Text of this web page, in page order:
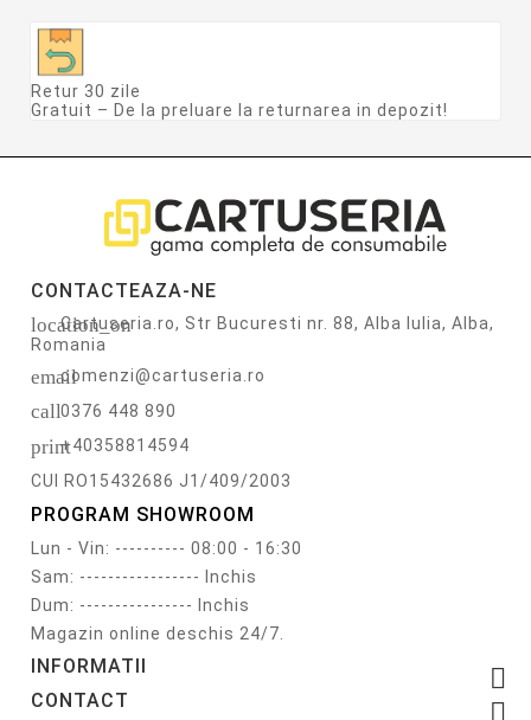
Retur 30 zile
Gratuit – De la preluare la returnarea in depozit!
CONTACTEAZA-NE
location_on
Cartuseria.ro, Str Bucuresti nr. 88, Alba Iulia, Alba,
Romania
emailcomenzi@cartuseria.ro
call0376 448 890
print+40358814594
CUI RO15432686 J1/409/2003
PROGRAM SHOWROOM
Lun - Vin: ---------- 08:00 - 16:30
Sam: ----------------- Inchis
Dum: ---------------- Inchis
Magazin online deschis 24/7.
INFORMATII 
CONTACT 